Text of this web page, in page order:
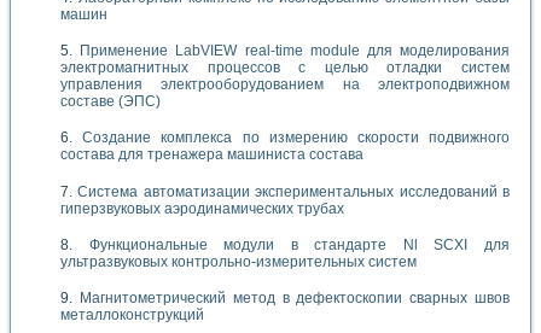
машин
Применение LabVIEW real-time module для моделирования
электромагнитных процессов с целью отладки систем
управления электрооборудованием на электроподвижном
составе (ЭПС)
Создание комплекса по измерению скорости подвижного
состава для тренажера машиниста состава
Система автоматизации экспериментальных исследований в
гиперзвуковых аэродинамических трубах
Функциональные модули в стандарте Nl SCXI для
ультразвуковых контрольно-измерительных систем
Магнитометрический метод в дефектоскопии сварных швов
металлоконструкций